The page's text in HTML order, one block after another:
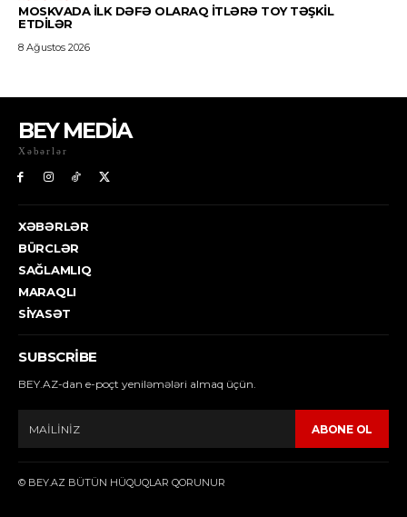
BEY MEDİA
Xəbərlər
XƏBƏRLƏR
BÜRCLƏR
SAĞLAMLIQ
MARAQLI
SIYASƏT
SUBSCRIBE
BEY.AZ-dan e-poçt yeniləmələri almaq üçün.
ABONE OL
© BEY.AZ BÜTÜN HÜQUQLAR QORUNUR